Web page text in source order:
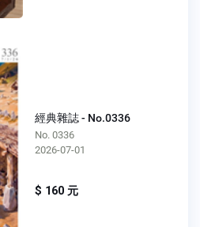
經典雜誌 - No.0336
No. 0336
2026-07-01
$ 160 元